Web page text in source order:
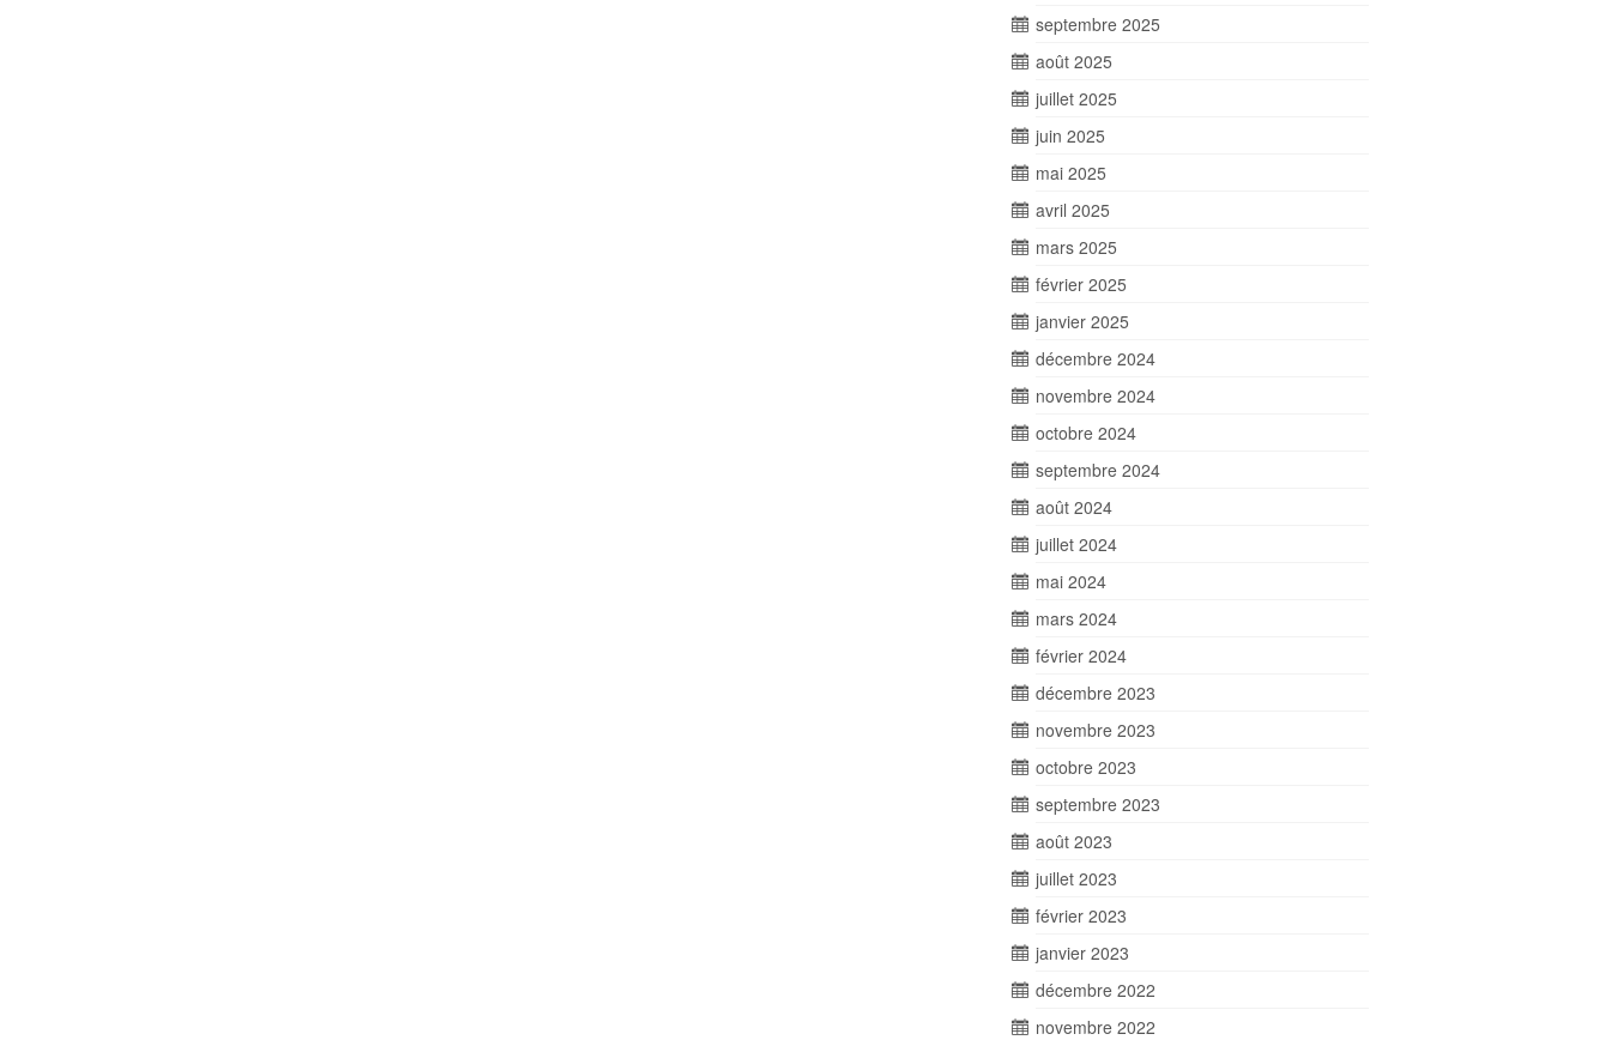
septembre 2025
août 2025
juillet 2025
juin 2025
mai 2025
avril 2025
mars 2025
février 2025
janvier 2025
décembre 2024
novembre 2024
octobre 2024
septembre 2024
août 2024
juillet 2024
mai 2024
mars 2024
février 2024
décembre 2023
novembre 2023
octobre 2023
septembre 2023
août 2023
juillet 2023
février 2023
janvier 2023
décembre 2022
novembre 2022